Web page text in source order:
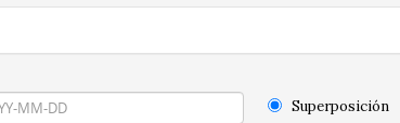
Superposición